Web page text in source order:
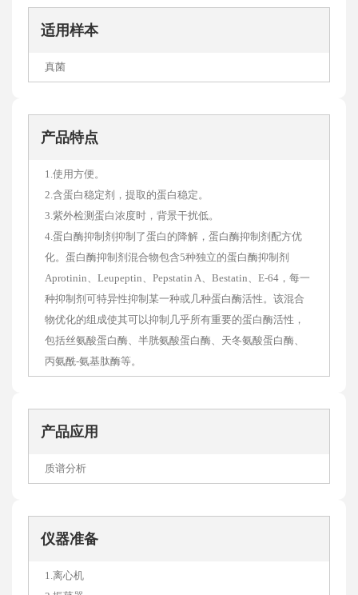
适用样本
真菌
产品特点
1.使用方便。
2.含蛋白稳定剂，提取的蛋白稳定。
3.紫外检测蛋白浓度时，背景干扰低。
4.蛋白酶抑制剂抑制了蛋白的降解，蛋白酶抑制剂配方优
化。蛋白酶抑制剂混合物包含5种独立的蛋白酶抑制剂
Aprotinin、Leupeptin、Pepstatin A、Bestatin、E-64，每一
种抑制剂可特异性抑制某一种或几种蛋白酶活性。该混合
物优化的组成使其可以抑制几乎所有重要的蛋白酶活性，
包括丝氨酸蛋白酶、半胱氨酸蛋白酶、天冬氨酸蛋白酶、
丙氨酰-氨基肽酶等。
产品应用
质谱分析
仪器准备
1.离心机